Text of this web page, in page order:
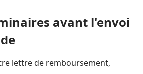
avant l'envoi
lettre de remboursement,